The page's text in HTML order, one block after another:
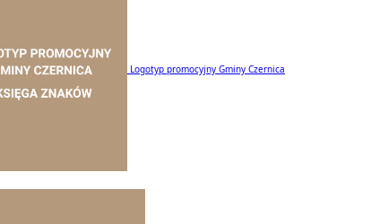
Logotyp promocyjny Gminy Czernica